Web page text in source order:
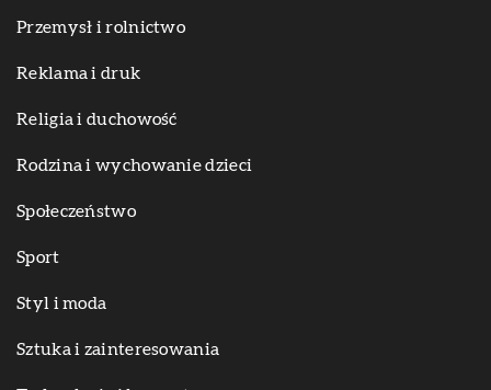
Przemysł i rolnictwo
Reklama i druk
Religia i duchowość
Rodzina i wychowanie dzieci
Społeczeństwo
Sport
Styl i moda
Sztuka i zainteresowania